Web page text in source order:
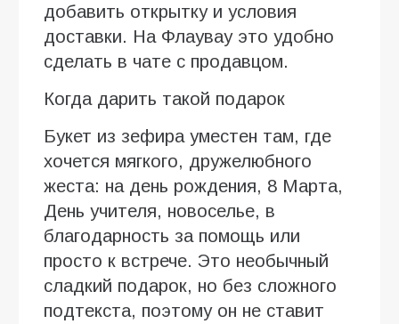
добавить открытку и условия
доставки. На Флаувау это удобно
сделать в чате с продавцом.
Когда дарить такой подарок
Букет из зефира уместен там, где
хочется мягкого, дружелюбного
жеста: на день рождения, 8 Марта,
День учителя, новоселье, в
благодарность за помощь или
просто к встрече. Это необычный
сладкий подарок, но без сложного
подтекста, поэтому он не ставит